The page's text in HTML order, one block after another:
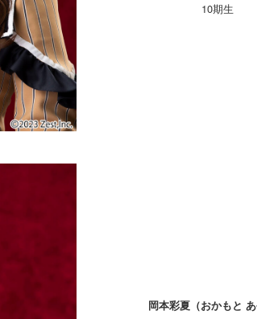
10期生
岡本彩夏（おかもと あ